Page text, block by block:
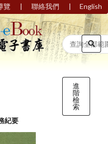
覽 | 聯絡我們 | English
進
階
檢
索
紀要